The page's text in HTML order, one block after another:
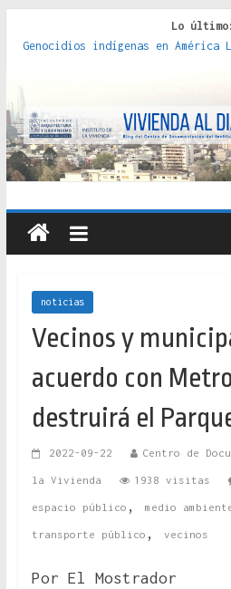
Lo último:
Genocidios indígenas en América
políticas, prácticas y
crítica de las fronteras
Criterios técnicos para una
Red de consultorios de la Caja
Santiago : un patrimonio
noticias
Vecinos y
acuerdo con
destruirá el
2022-09-22 Centro de
la Vivienda 1938 visitas
espacio público , medio
transporte público , vecinos
Por El Mostrador